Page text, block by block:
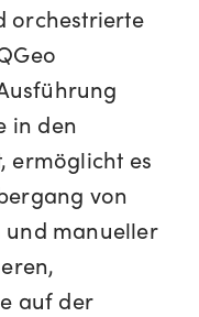
orchestrierte
in den
ermöglicht es
von
und manueller
auf der